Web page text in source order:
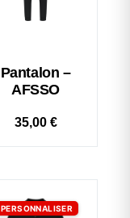
Pantalon –
AFSSO
35,00 €
PERSONNALISER